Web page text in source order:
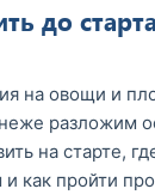
до старта
на овощи и
разложим
на старте,
и как пройти